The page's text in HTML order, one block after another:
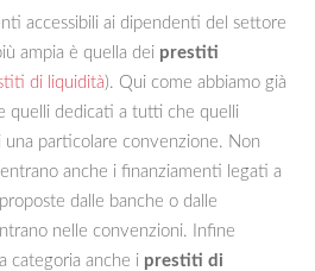
accessibili ai dipendenti del settore
ampia è quella dei prestiti
di liquidità). Qui come abbiamo già
quelli dedicati a tutti che quelli
particolare convenzione. Non
anche i finanziamenti legati a
dalle banche o dalle
nelle convenzioni. Infine
categoria anche i prestiti di